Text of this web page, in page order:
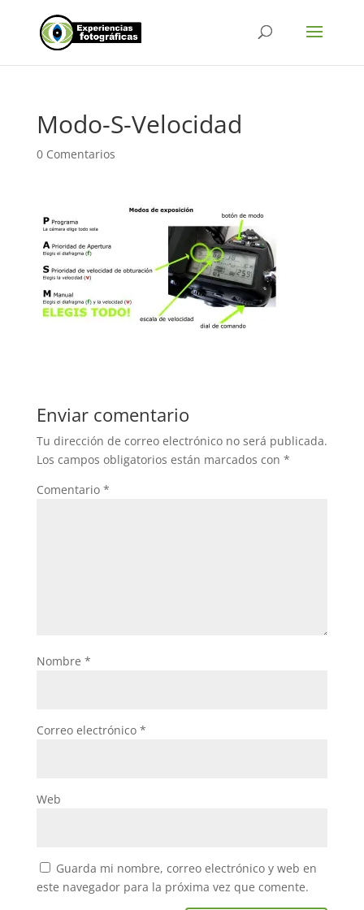
Modo-S-Velocidad
0 Comentarios
Enviar comentario
Tu dirección de correo electrónico no será publicada.
Los campos obligatorios están marcados con *
Comentario *
Nombre *
Correo electrónico *
Web
Guarda mi nombre, correo electrónico y web en
este navegador para la próxima vez que comente.